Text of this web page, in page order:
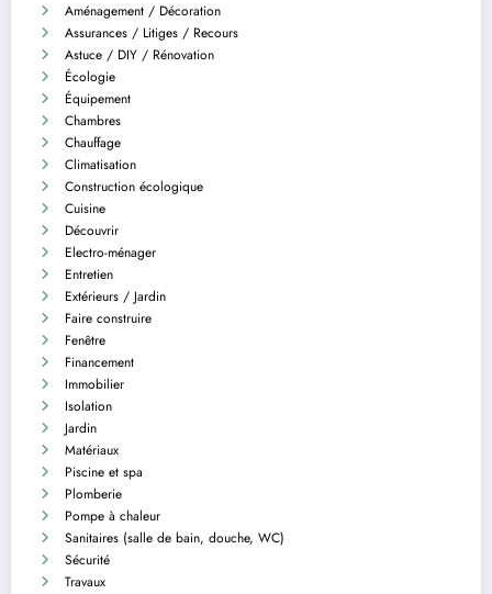
Aménagement / Décoration
Assurances / Litiges / Recours
Astuce / DIY / Rénovation
Écologie
Équipement
Chambres
Chauffage
Climatisation
Construction écologique
Cuisine
Découvrir
Electro-ménager
Entretien
Extérieurs / Jardin
Faire construire
Fenêtre
Financement
Immobilier
Isolation
Jardin
Matériaux
Piscine et spa
Plomberie
Pompe à chaleur
Sanitaires (salle de bain, douche, WC)
Sécurité
Travaux